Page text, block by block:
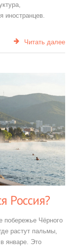
иностранцев.
Читать далее
Россия?
побережье Чёрного
растут пальмы,
январе. Это